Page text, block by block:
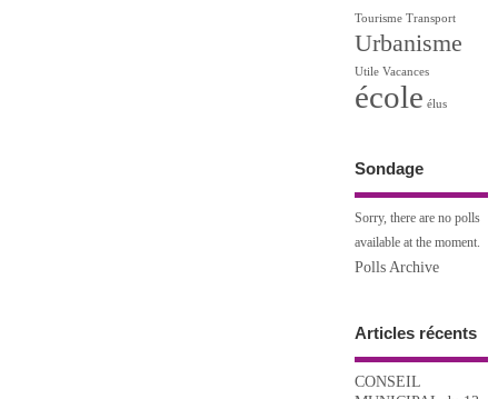
Tourisme Transport
Urbanisme
Utile Vacances
école élus
Sondage
Sorry, there are no polls
available at the moment.
Polls Archive
Articles récents
CONSEIL